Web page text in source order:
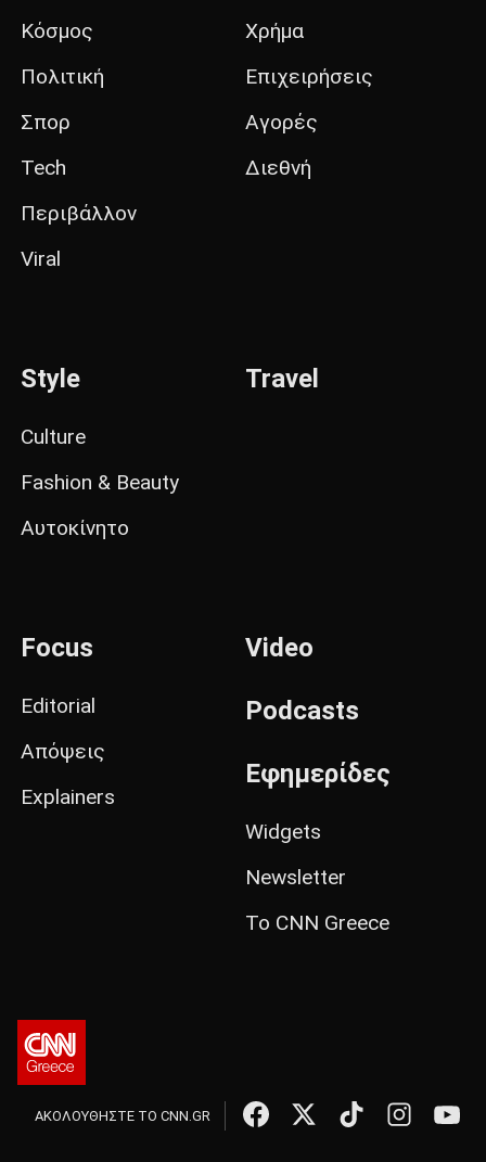
Κόσμος
Πολιτική
Σπορ
Tech
Περιβάλλον
Viral
Χρήμα
Επιχειρήσεις
Αγορές
Διεθνή
Style
Culture
Fashion & Beauty
Αυτοκίνητο
Travel
Focus
Editorial
Απόψεις
Explainers
Video
Podcasts
Εφημερίδες
Widgets
Newsletter
Το CNN Greece
ΑΚΟΛΟΥΘΗΣΤΕ ΤΟ CNN.GR